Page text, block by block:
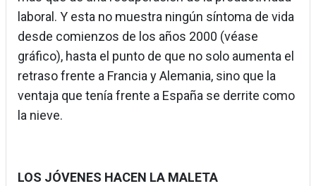
laboral. Y esta no muestra ningún síntoma de vida
desde comienzos de los años 2000 (véase
gráfico), hasta el punto de que no solo aumenta el
retraso frente a Francia y Alemania, sino que la
ventaja que tenía frente a España se derrite como
la nieve.
LOS JÓVENES HACEN LA MALETA